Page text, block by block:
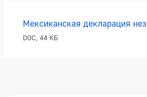
Мексиканская декларация
DOC, 44 КБ